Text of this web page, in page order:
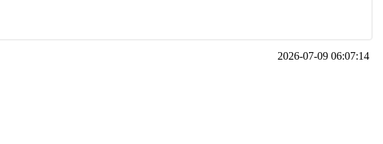
2026-07-09 06:07:14